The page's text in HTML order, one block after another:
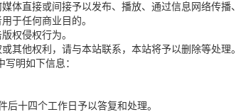
体直接或间接予以发布、播放、通过信息网络传播、
于任何商业目的。
权侵权行为。
其他权利，请与本站联系，本站将予以删除等处理。
明如下信息：
后十四个工作日予以答复和处理。